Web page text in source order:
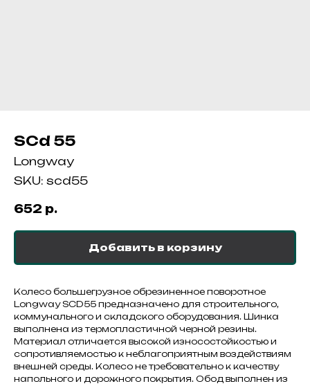
SCd 55
Longway
SKU: scd55
652 р.
Добавить в корзину
Колесо большегрузное обрезиненное поворотное
Longway SCD55 предназначено для строительного,
коммунального и складского оборудования. Шинка
выполнена из термопластичной черной резины.
Материал отличается высокой износостойкостью и
сопротивляемостью к неблагоприятным воздействиям
внешней среды. Колесо не требовательно к качеству
напольного и дорожного покрытия. Обод выполнен из